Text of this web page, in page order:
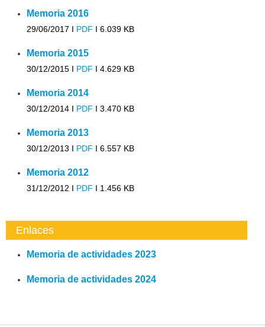
Memoria 2016
29/06/2017 I PDF I 6.039 KB
Memoria 2015
30/12/2015 I PDF I 4.629 KB
Memoria 2014
30/12/2014 I PDF I 3.470 KB
Memoria 2013
30/12/2013 I PDF I 6.557 KB
Memoria 2012
31/12/2012 I PDF I 1.456 KB
Enlaces
Memoria de actividades 2023
Memoria de actividades 2024